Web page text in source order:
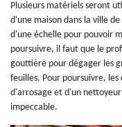
Plusieurs matériels seront
d'une maison dans la ville
d'une échelle pour pouvoir
poursuivre, il faut que le
gouttière pour dégager les
feuilles. Pour poursuivre,
d'arrosage et d'un
impeccable.